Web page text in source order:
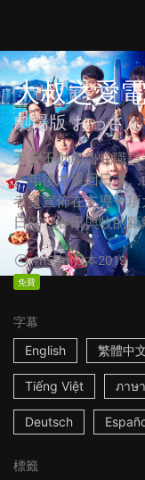
大叔之愛
劇場版 おっさ
天空不動產魯蛇職
一年後才重回日本
者更宣佈在主導一
日深，春田與牧的
1h53m日本2019
免費
字幕
English
繁體中
Tiếng Việt ภาษ
Deutsch
標籤